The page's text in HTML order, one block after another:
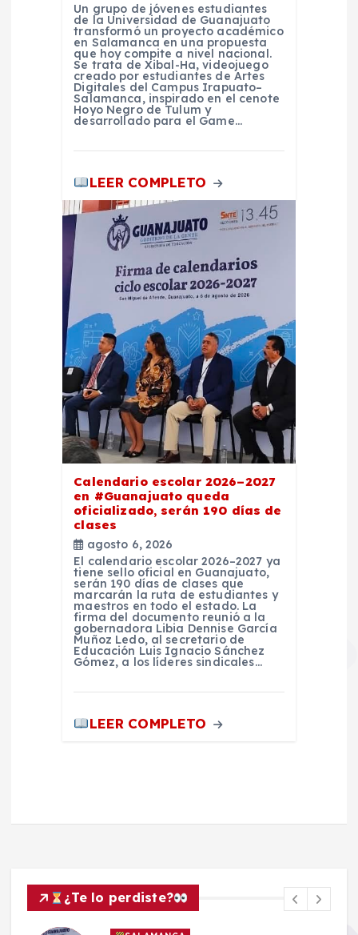
Un grupo de jóvenes estudiantes
de la Universidad de Guanajuato
transformó un proyecto académico
en Salamanca en una propuesta
que hoy compite a nivel nacional.
Se trata de Xibal-Ha, videojuego
creado por estudiantes de Artes
Digitales del Campus Irapuato–
Salamanca, inspirado en el cenote
Hoyo Negro de Tulum y
desarrollado para el Game…
LEER COMPLETO
Calendario escolar 2026–2027
en #Guanajuato queda
oficializado, serán 190 días de
clases
agosto 6, 2026
El calendario escolar 2026–2027 ya
tiene sello oficial en Guanajuato,
serán 190 días de clases que
marcarán la ruta de estudiantes y
maestros en todo el estado. La
firma del documento reunió a la
gobernadora Libia Dennise García
Muñoz Ledo, al secretario de
Educación Luis Ignacio Sánchez
Gómez, a los líderes sindicales…
LEER COMPLETO
¿Te lo perdiste?